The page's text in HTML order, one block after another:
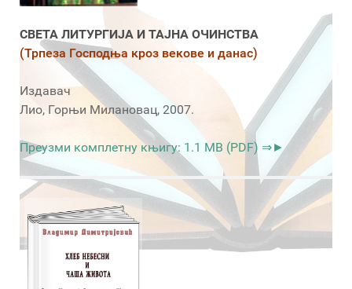
СВЕТА ЛИТУРГИЈА И ТАЈНА ОЧИНСТВА
(Трпеза Господња кроз векове и данас)
Издавач
Лио, Горњи Милановац, 2007.
Преузми комплетну књигу: 1.1 MB (PDF) ⇒►